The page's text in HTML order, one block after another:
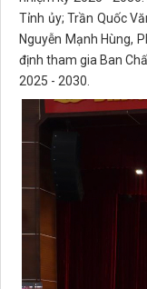
Tỉnh ủy; Trần Quốc
Nguyễn Mạnh Hùng,
định tham gia Ban
2025 - 2030.